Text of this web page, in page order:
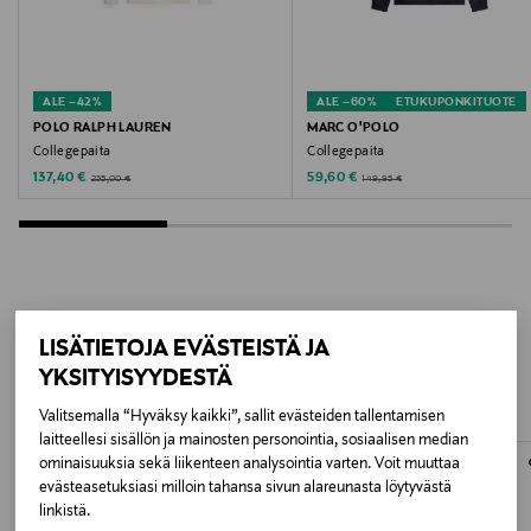
LISÄTIETOJA EVÄSTEISTÄ JA
YKSITYISYYDESTÄ
Valitsemalla “Hyväksy kaikki”, sallit evästeiden tallentamisen
laitteellesi sisällön ja mainosten personointia, sosiaalisen median
ominaisuuksia sekä liikenteen analysointia varten. Voit muuttaa
evästeasetuksiasi milloin tahansa sivun alareunasta löytyvästä
linkistä.
Valmistaja
Makia Clothing Oy
Valmistajan osoite
Digitaalinen osoite
contact@makiaclothing.com
Avainsanat
Makia, collegepaita, luomupuuvilla, paita, printtipaita,
kekkospaita
ALE –42%
POLO RALPH LAUREN
Collegepaita
Discounted Price
137,40 € Original Price
235,00 €
ALE –60% ETUKUPONKITUOTE
MARC O'POLO
Collegepaita
Discounted Price
59,60 € Original Price
149,95 €
LISÄÄ KIINNOSTAVIA
TUOTTEITA